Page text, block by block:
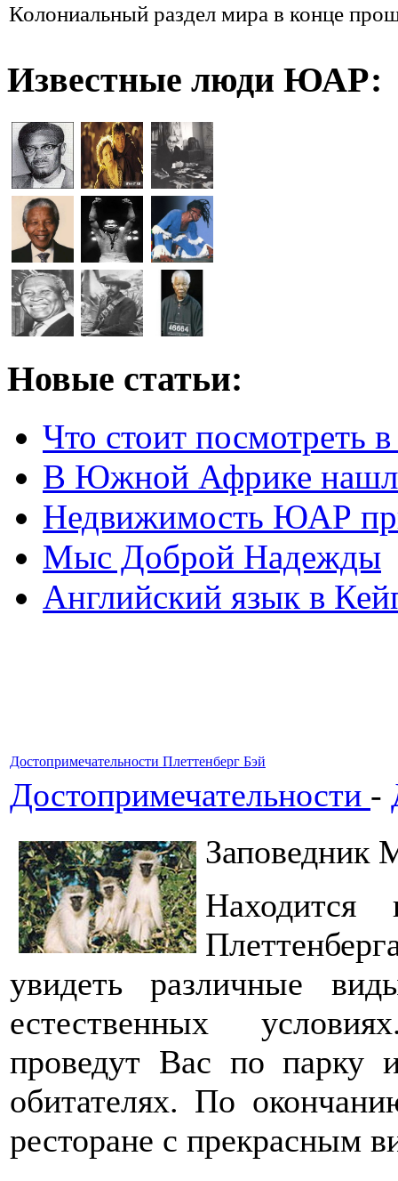
Колониальный раздел мира в конце
Известные люди ЮАР:
Новые статьи:
Что стоит посмотреть
В Южной Африке
Недвижимость ЮАР
Мыс Доброй Надежды
Английский язык в
Достопримечательности Плеттенберг Бэй
Достопримечательности -
Заповедник
увидеть различные
естественных
проведут Вас по
обитателях. По
ресторане с прекрасным